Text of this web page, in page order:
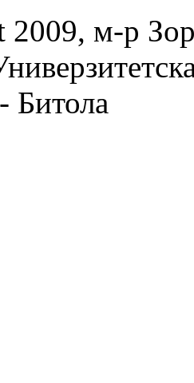
м-р
Битола